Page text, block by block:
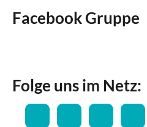
Facebook Gruppe
Folge uns im Netz: